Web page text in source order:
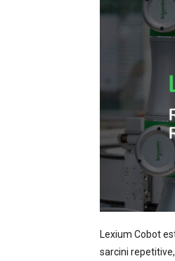
Lexium Cobot
sarcini